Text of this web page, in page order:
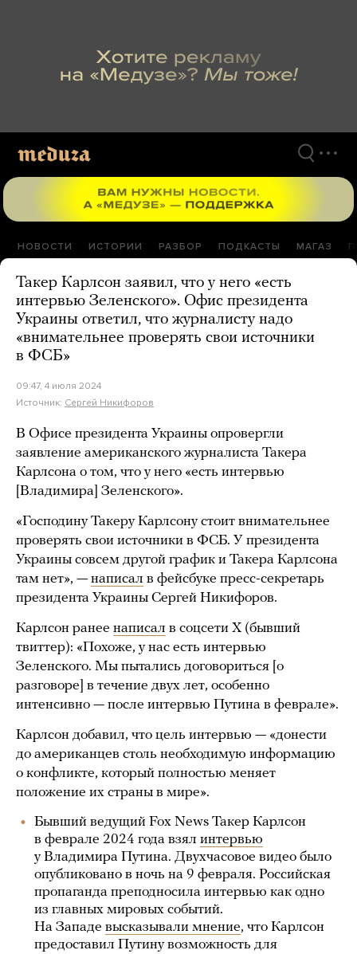
НОВОСТИ ИСТОРИИ РАЗБОР ПОДКАСТЫ МАГАЗ
Такер Карлсон заявил, что у него «есть
интервью Зеленского». Офис президента
Украины ответил, что журналисту надо
«внимательнее проверять свои источники
в ФСБ»
09:47, 4 июля 2024
Источник: Сергей Никифоров
В Офисе президента Украины опровергли
заявление американского журналиста Такера
Карлсона о том, что у него «есть интервью
[Владимира] Зеленского».
«Господину Такеру Карлсону стоит внимательнее
проверять свои источники в ФСБ. У президента
Украины совсем другой график и Такера Карлсона
там нет», — написал в фейсбуке пресс-секретарь
президента Украины Сергей Никифоров.
Карлсон ранее написал в соцсети X (бывший
твиттер): «Похоже, у нас есть интервью
Зеленского. Мы пытались договориться [о
разговоре] в течение двух лет, особенно
интенсивно — после интервью Путина в феврале».
Карлсон добавил, что цель интервью — «донести
до американцев столь необходимую информацию
о конфликте, который полностью меняет
положение их страны в мире».
Бывший ведущий Fox News Такер Карлсон
в феврале 2024 года взял интервью
у Владимира Путина. Двухчасовое видео было
опубликовано в ночь на 9 февраля. Российская
пропаганда преподносила интервью как одно
из главных мировых событий.
На Западе высказывали мнение, что Карлсон
предоставил Путину возможность для